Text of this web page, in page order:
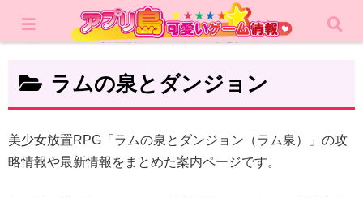
攻略記事 ラムの泉とダンジョン
ラムの泉とダンジョン
美少女放置RPG「ラムの泉とダンジョン（ラム泉）」の攻
略情報や最新情報をまとめた案内ページです。